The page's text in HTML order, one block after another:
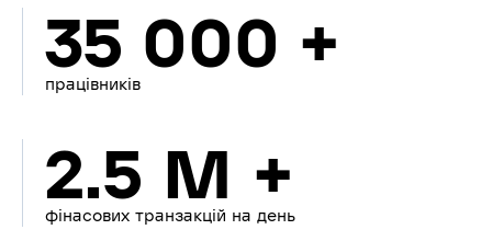
35 000 +
працівників
2.5 M +
фінасових транзакцій на день